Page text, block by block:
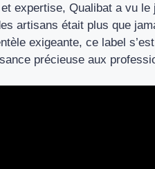
expertise, Qualibat a vu
artisans était plus que
exigeante, ce label
précieuse aux